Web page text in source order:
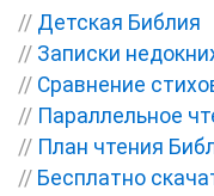
// Детская Библия
// Записки
// Сравнение
// Параллельное
// План чтения
// Бесплатно